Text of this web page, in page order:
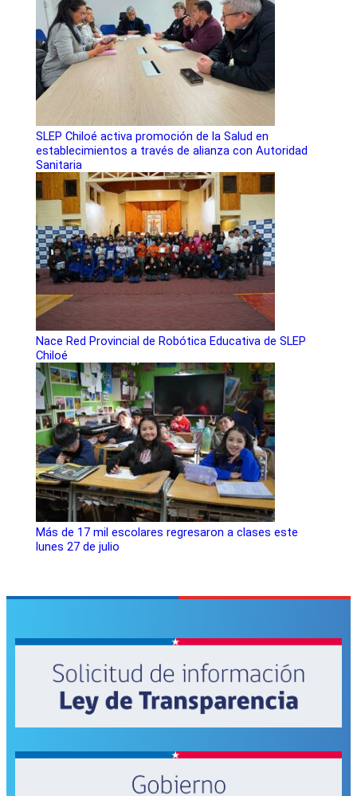
SLEP Chiloé activa promoción de la Salud en
establecimientos a través de alianza con Autoridad
Sanitaria
Nace Red Provincial de Robótica Educativa de SLEP
Chiloé
Más de 17 mil escolares regresaron a clases este
lunes 27 de julio